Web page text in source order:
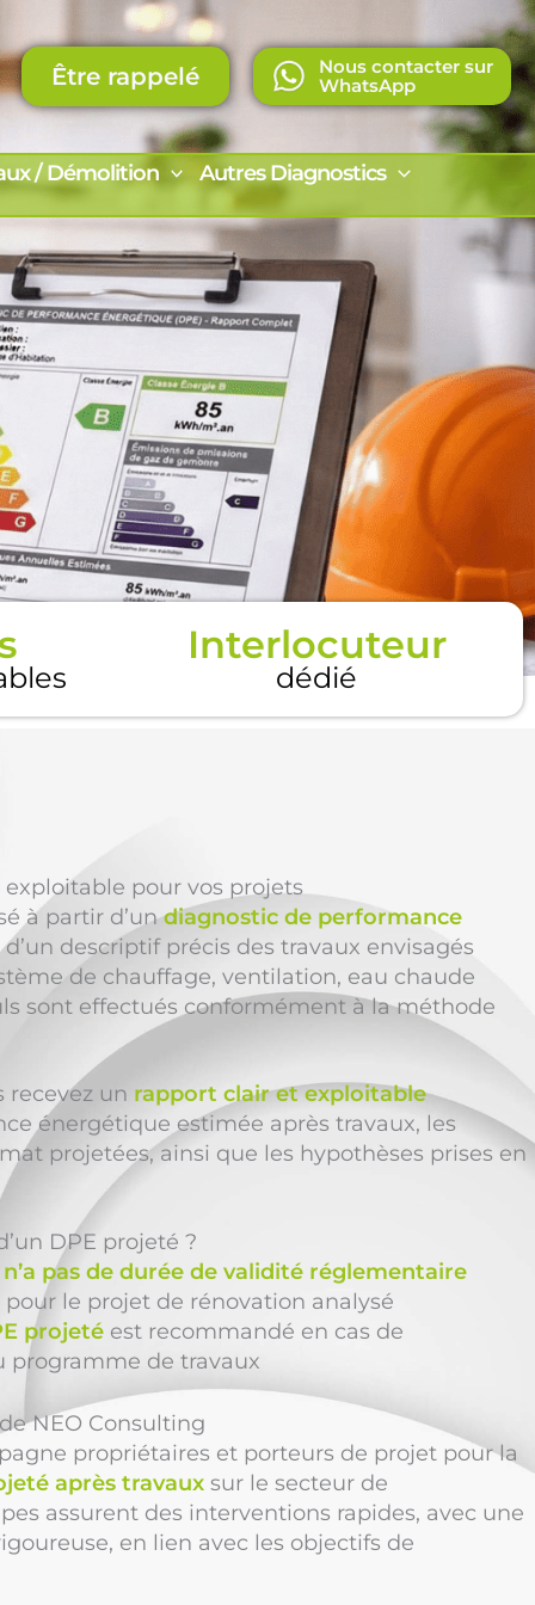
Être rappelé
Nous contacter sur
WhatsApp
/ Démolition Autres Diagnostics
Interlocuteur
dédié
pour vos projets
à partir d’undiagnostic de performance
descriptif précis des travaux envisagés
de chauffage, ventilation, eau chaude
sont effectués conformément à la méthode
recevez un rapport clair et exploitable
énergétique estimée après travaux, les
projetées, ainsi que les hypothèses prises en
DPE projeté ?
pas de durée de validité réglementaire
le projet de rénovation analysé
projeté est recommandé en cas de
programme de travaux
NEO Consulting
propriétaires et porteurs de projet pour la
après travaux sur le secteur de
assurent des interventions rapides, avec une
en lien avec les objectifs de